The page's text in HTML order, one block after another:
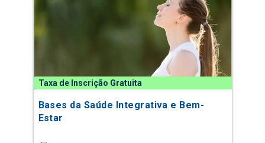
Taxa de Inscrição Gratuita
Bases da Saúde Integrativa e Bem-
Estar